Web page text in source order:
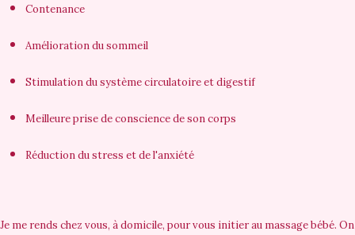
Contenance
Amélioration du sommeil
Stimulation du système circulatoire et digestif
Meilleure prise de conscience de son corps
Réduction du stress et de l'anxiété
Je me rends chez vous, à domicile, pour vous initier au massage bébé. On